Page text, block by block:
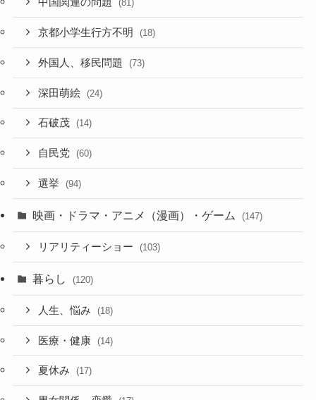
中国関連の問題 (81)
京都小学生行方不明 (18)
外国人、移民問題 (73)
深田萌絵 (24)
石破茂 (14)
自民党 (60)
選挙 (94)
映画・ドラマ・アニメ（漫画）・ゲーム (147)
リアリティーショー (103)
暮らし (120)
人生、悩み (18)
医療・健康 (14)
夏休み (17)